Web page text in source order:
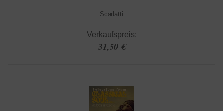
Scarlatti
Verkaufspreis:
31,50 €